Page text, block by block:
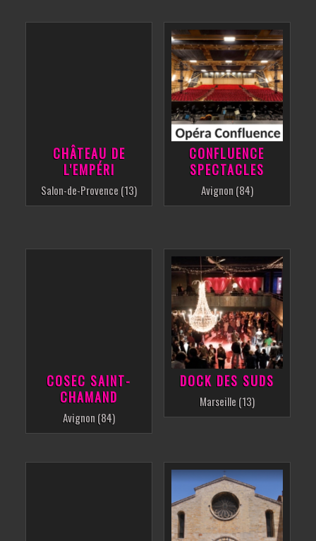
CHÂTEAU DE
L'EMPÉRI
Salon-de-Provence (13)
CONFLUENCE
SPECTACLES
Avignon (84)
COSEC SAINT-
CHAMAND
Avignon (84)
DOCK DES SUDS
Marseille (13)